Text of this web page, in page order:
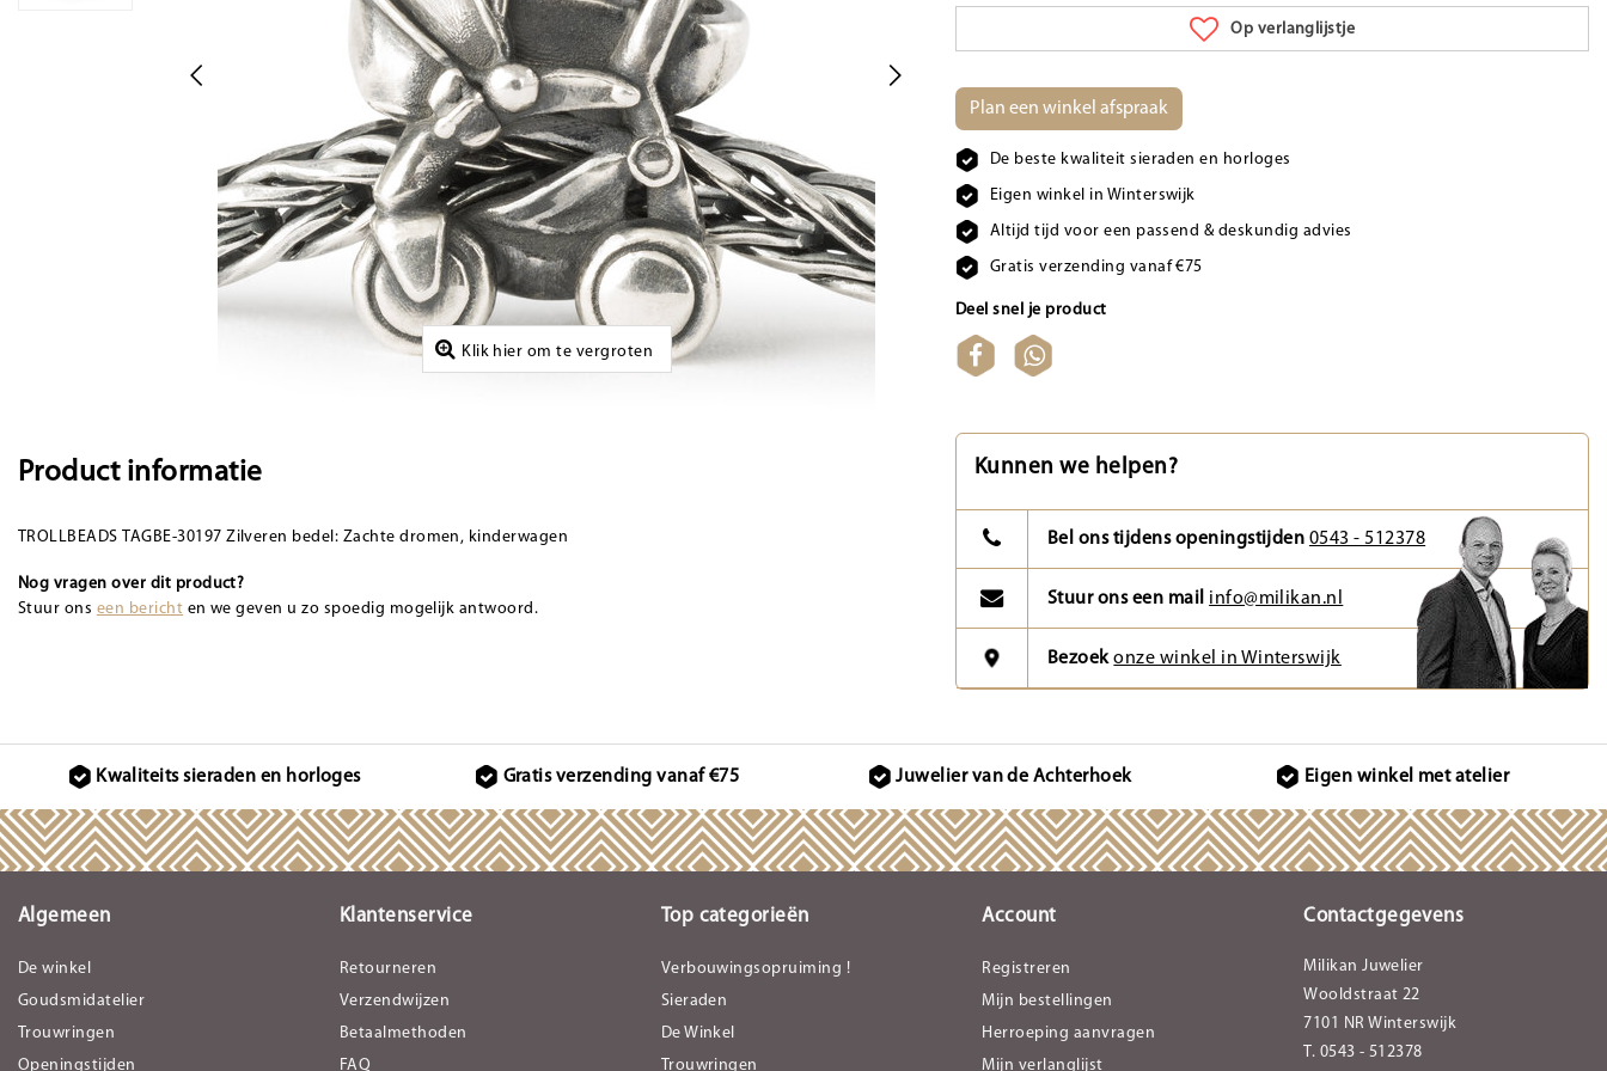
Klik hier om te vergroten
Op verlanglijstje
Plan een winkel afspraak
De beste kwaliteit sieraden en horloges
Eigen winkel in Winterswijk
Altijd tijd voor een passend & deskundig advies
Gratis verzending vanaf €75
Deel snel je product
Product informatie
TROLLBEADS TAGBE-30197 Zilveren bedel: Zachte dromen, kinderwagen
Nog vragen over dit product?
Stuur ons een bericht en we geven u zo spoedig mogelijk antwoord.
Kunnen we helpen?
Bel ons tijdens openingstijden 0543 - 512378
Stuur ons een mail info@milikan.nl
Bezoekonze winkel in Winterswijk
Kwaliteits sieraden en horloges Gratis verzending vanaf €75 Juwelier van de Achterhoek Eigen winkel met atelier
Algemeen
De winkel
Goudsmidatelier
Trouwringen
Openingstijden
Klantenservice
Retourneren
Verzendwijzen
Betaalmethoden
FAQ
Top categorieën
Verbouwingsopruiming !
Sieraden
De Winkel
Trouwringen
Account
Registreren
Mijn bestellingen
Herroeping aanvragen
Mijn verlanglijst
Contactgegevens
Milikan Juwelier
Wooldstraat 22
7101 NR Winterswijk
T. 0543 - 512378